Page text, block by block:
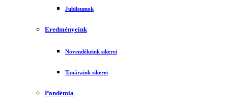
Jubileumok
Eredményeink
Növendékeink sikerei
Tanáraink sikerei
Pandémia